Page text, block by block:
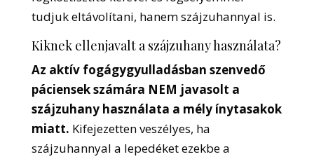
tudjuk eltávolítani, hanem szájzuhannyal is.
Kiknek ellenjavalt a szájzuhany használata?
Az aktív fogágygyulladásban szenvedő
páciensek számára NEM javasolt a
szájzuhany használata a mély ínytasakok
miatt. Kifejezetten veszélyes, ha
szájzuhannyal a lepedéket ezekbe a